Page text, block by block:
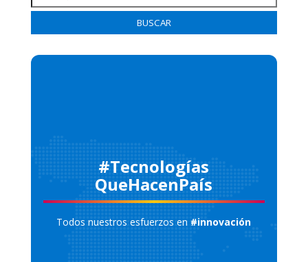
por:
BUSCAR
#Tecnologías
QueHacenPaís
Todos nuestros esfuerzos en #innovación